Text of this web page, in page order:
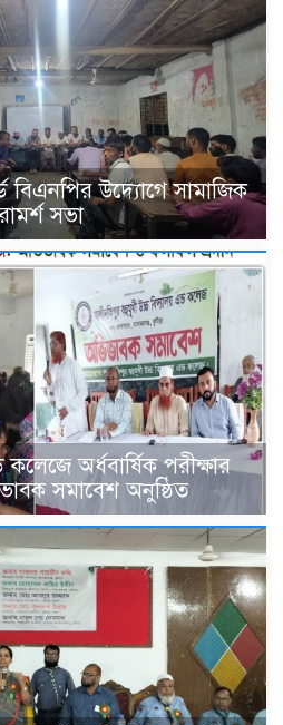
বিএনপির উদ্যোগে সামাজিক
সভা
অর্ধবার্ষিক পরীক্ষার
সমাবেশ অনুষ্ঠিত